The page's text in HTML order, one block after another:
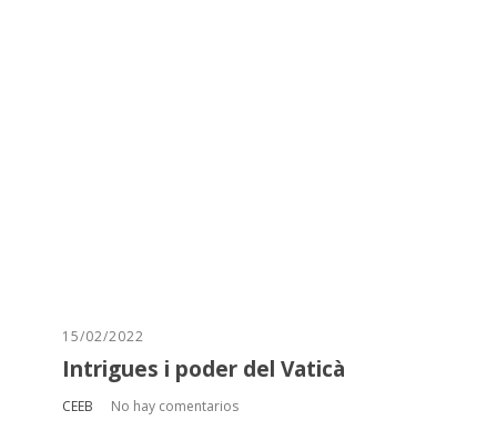
15/02/2022
Intrigues i poder del Vaticà
CEEB No hay comentarios